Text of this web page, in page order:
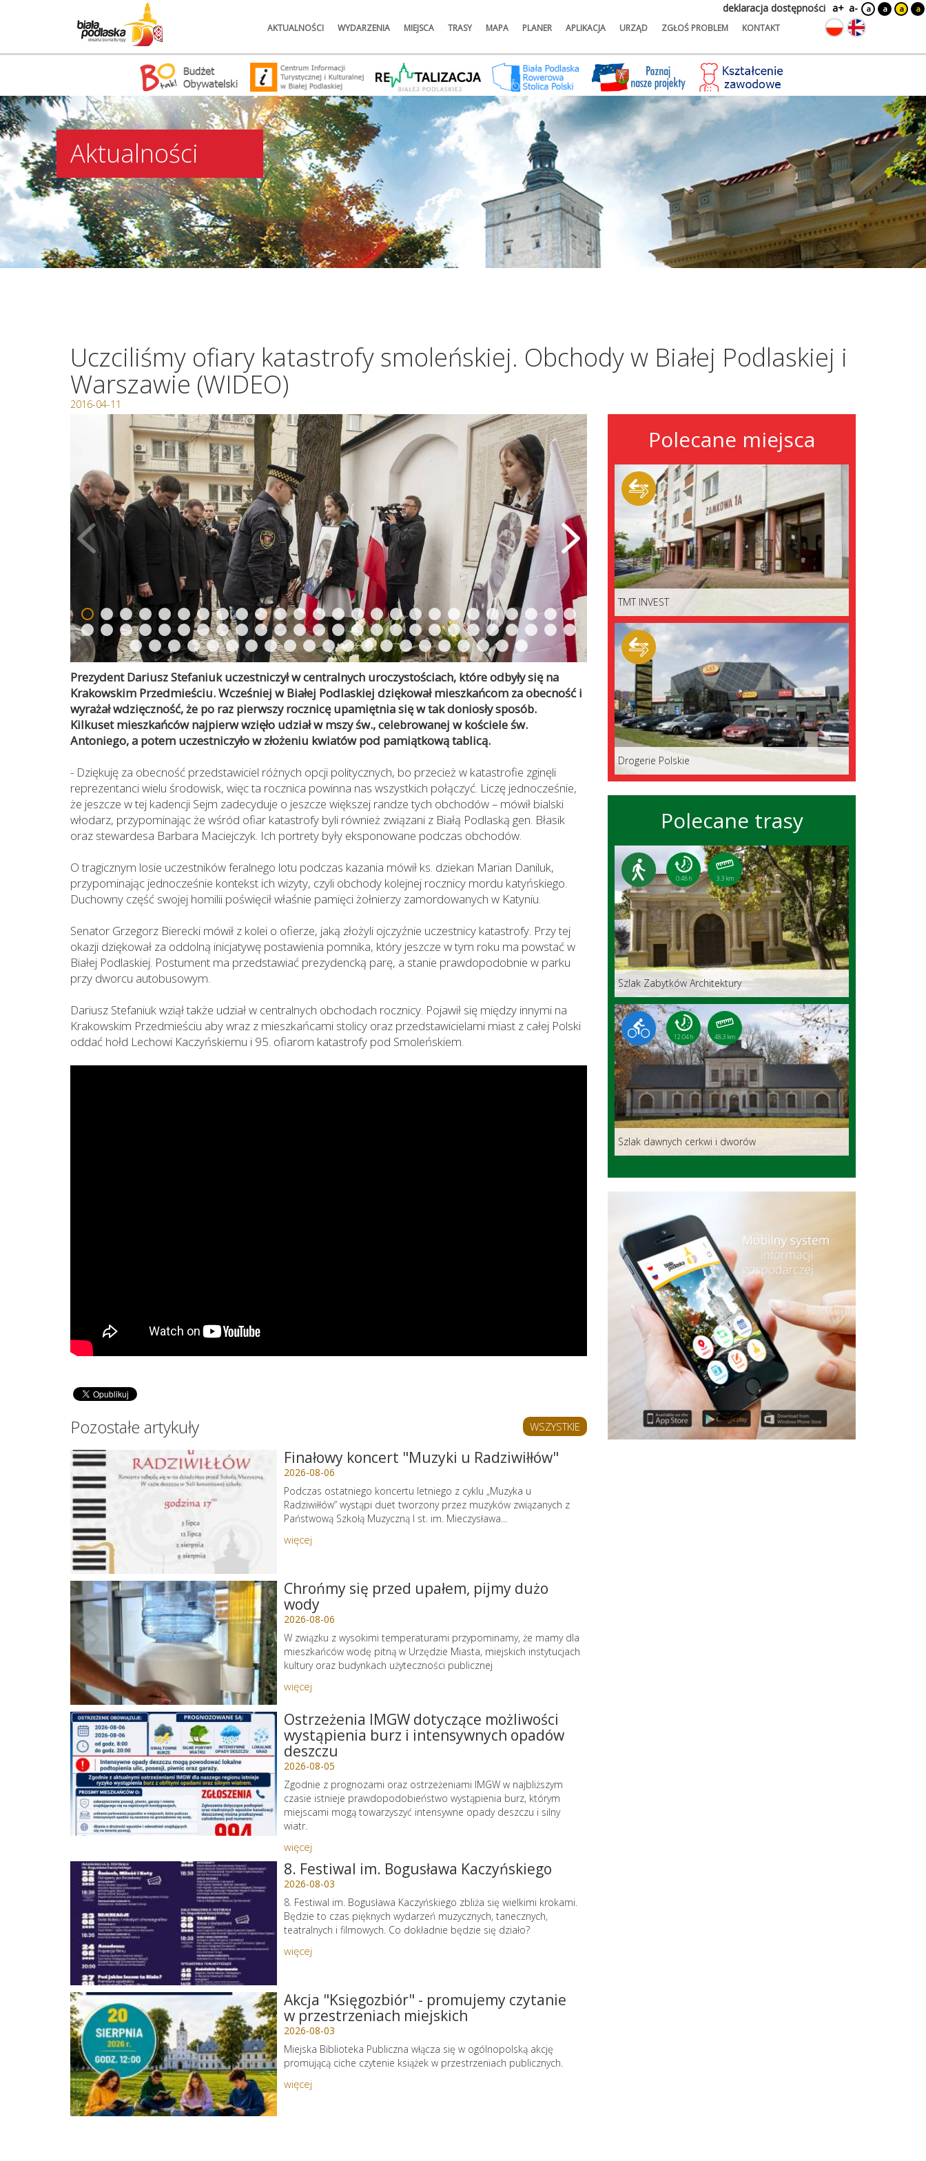
AKTUALNOŚCI WYDARZENIA MIEJSCA TRASY MAPA PLANER APLIKACJA URZĄD ZGŁOŚ PROBLEM KONTAKT
deklaracja dostępności a+ a- a a a a
Aktualności
Uczciliśmy ofiary katastrofy smoleńskiej. Obchody w Białej Podlaskiej i
Warszawie (WIDEO)
2016-04-11
Prezydent Dariusz Stefaniuk uczestniczył w centralnych uroczystościach, które odbyły się na
Krakowskim Przedmieściu. Wcześniej w Białej Podlaskiej dziękował mieszkańcom za obecność i
wyrażał wdzięczność, że po raz pierwszy rocznicę upamiętnia się w tak doniosły sposób.
Kilkuset mieszkańców najpierw wzięło udział w mszy św., celebrowanej w kościele św.
Antoniego, a potem uczestniczyło w złożeniu kwiatów pod pamiątkową tablicą.
- Dziękuję za obecność przedstawiciel różnych opcji politycznych, bo przecież w katastrofie zginęli
reprezentanci wielu środowisk, więc ta rocznica powinna nas wszystkich połączyć. Liczę jednocześnie,
że jeszcze w tej kadencji Sejm zadecyduje o jeszcze większej randze tych obchodów – mówił bialski
włodarz, przypominając że wśród ofiar katastrofy byli również związani z Białą Podlaską gen. Błasik
oraz stewardesa Barbara Maciejczyk. Ich portrety były eksponowane podczas obchodów.
O tragicznym losie uczestników feralnego lotu podczas kazania mówił ks. dziekan Marian Daniluk,
przypominając jednocześnie kontekst ich wizyty, czyli obchody kolejnej rocznicy mordu katyńskiego.
Duchowny część swojej homilii poświęcił właśnie pamięci żołnierzy zamordowanych w Katyniu.
Senator Grzegorz Bierecki mówił z kolei o ofierze, jaką złożyli ojczyźnie uczestnicy katastrofy. Przy tej
okazji dziękował za oddolną inicjatywę postawienia pomnika, który jeszcze w tym roku ma powstać w
Białej Podlaskiej. Postument ma przedstawiać prezydencką parę, a stanie prawdopodobnie w parku
przy dworcu autobusowym.
Dariusz Stefaniuk wziął także udział w centralnych obchodach rocznicy. Pojawił się między innymi na
Krakowskim Przedmieściu aby wraz z mieszkańcami stolicy oraz przedstawicielami miast z całej Polski
oddać hołd Lechowi Kaczyńskiemu i 95. ofiarom katastrofy pod Smoleńskiem.
Pozostałe artykuły WSZYSTKIE
Finałowy koncert "Muzyki u Radziwiłłów"
2026-08-06
Podczas ostatniego koncertu letniego z cyklu „Muzyka u
Radziwiłłów” wystąpi duet tworzony przez muzyków związanych z
Państwową Szkołą Muzyczną I st. im. Mieczysława...
więcej
Chrońmy się przed upałem, pijmy dużo
wody
2026-08-06
W związku z wysokimi temperaturami przypominamy, że mamy dla
mieszkańców wodę pitną w Urzędzie Miasta, miejskich instytucjach
kultury oraz budynkach użyteczności publicznej
więcej
Ostrzeżenia IMGW dotyczące możliwości
wystąpienia burz i intensywnych opadów
deszczu
2026-08-05
Zgodnie z prognozami oraz ostrzeżeniami IMGW w najbliższym
czasie istnieje prawdopodobieństwo wystąpienia burz, którym
miejscami mogą towarzyszyć intensywne opady deszczu i silny
wiatr.
więcej
8. Festiwal im. Bogusława Kaczyńskiego
2026-08-03
8. Festiwal im. Bogusława Kaczyńskiego zbliża się wielkimi krokami.
Będzie to czas pięknych wydarzeń muzycznych, tanecznych,
teatralnych i filmowych. Co dokładnie będzie się działo?
więcej
Akcja "Księgozbiór" - promujemy czytanie
w przestrzeniach miejskich
2026-08-03
Miejska Biblioteka Publiczna włącza się w ogólnopolską akcję
promującą ciche czytenie książek w przestrzeniach publicznych.
więcej
Polecane miejsca
TMT INVEST
Drogerie Polskie
Polecane trasy
0:48 h 3.3 km
Szlak Zabytków Architektury
12:04 h 48.3 km
Szlak dawnych cerkwi i dworów